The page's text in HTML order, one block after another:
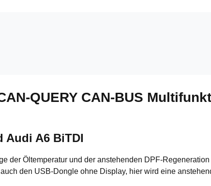
QUERY CAN-BUS
Audi A6 BiTDI
der Öltemperatur und der anstehenden DPF-
den USB-Dongle ohne Display, hier wird eine